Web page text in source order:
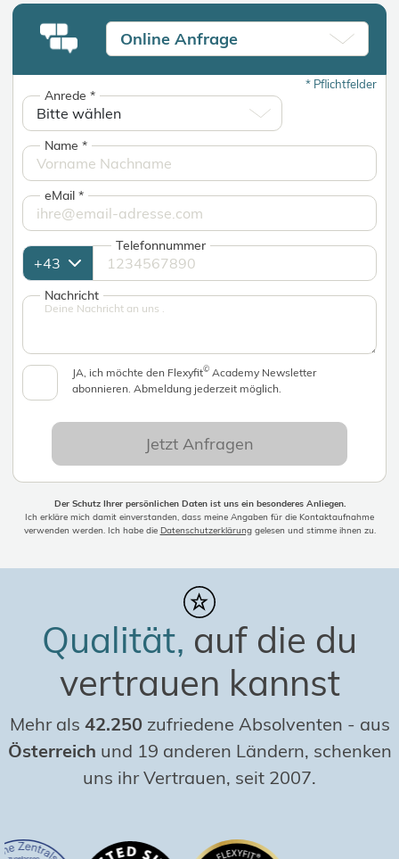
Online Anfrage
*Pflichtfelder
Anrede*
Name*
eMail*
Telefonnummer
Nachricht
JA, ich möchte den Flexyfit© Academy Newsletter
abonnieren. Abmeldung jederzeit möglich.
Jetzt Anfragen
Der Schutz Ihrer persönlichen Daten ist uns ein besonderes Anliegen.
Ich erkläre mich damit einverstanden, dass meine Angaben für die Kontaktaufnahme
verwenden werden. Ich habe die Datenschutzerklärunggelesen und stimme ihnen zu.
Qualität, auf die du
vertrauen kannst
Mehr als 42.250 zufriedene Absolventen - aus
Österreich und 19 anderen Ländern, schenken
uns ihr Vertrauen, seit 2007.